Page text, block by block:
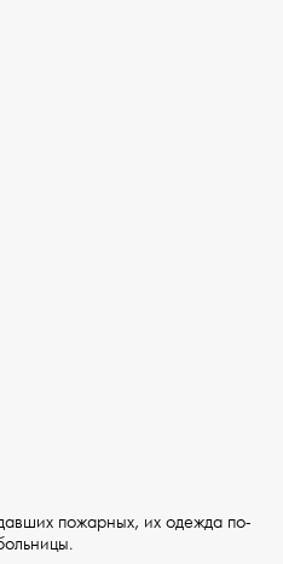
пожарных, их одежда по-